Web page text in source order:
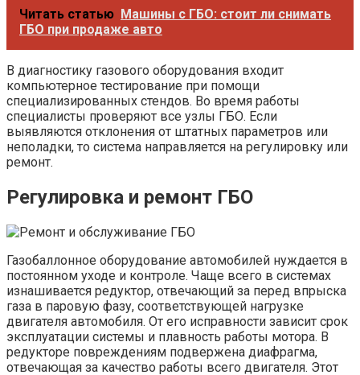
Читать статью Машины с ГБО: стоит ли снимать
ГБО при продаже авто
В диагностику газового оборудования входит
компьютерное тестирование при помощи
специализированных стендов. Во время работы
специалисты проверяют все узлы ГБО. Если
выявляются отклонения от штатных параметров или
неполадки, то система направляется на регулировку или
ремонт.
Регулировка и ремонт ГБО
Газобаллонное оборудование автомобилей нуждается в
постоянном уходе и контроле. Чаще всего в системах
изнашивается редуктор, отвечающий за перед впрыска
газа в паровую фазу, соответствующей нагрузке
двигателя автомобиля. От его исправности зависит срок
эксплуатации системы и плавность работы мотора. В
редукторе повреждениям подвержена диафрагма,
отвечающая за качество работы всего двигателя. Этот